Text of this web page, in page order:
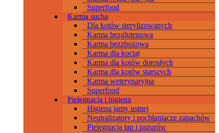
Superfood
Karma sucha
Dla kotów sterylizowanych
Karma bezglutenowa
Karma bezzbożowa
Karma dla kociąt
Karma dla kotów dorosłych
Karma dla kotów starszych
Karma weterynaryjna
Superfood
Pielęgnacja i higiena
Higiena jamy ustnej
Neutralizatory i pochłaniacze zapachów
Pielęgnacja łap i pazurów